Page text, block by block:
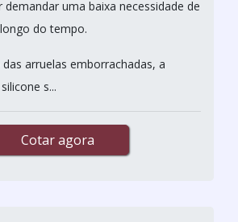
uma baixa necessidade de
do tempo.
arruelas emborrachadas, a
s...
Cotar agora